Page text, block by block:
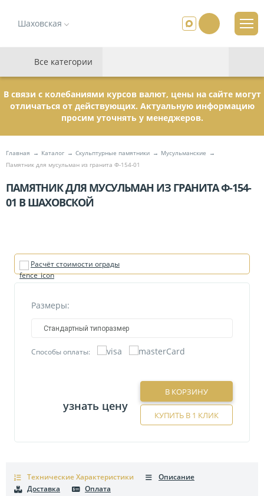
Шаховская
Все категории
В связи с колебаниями курсов валют, цены на сайте могут
отличаться от действующих. Актуальную информацию
просим уточнять у менеджеров.
Главная Каталог Скульптурные памятники
Мусульманские
Памятник для мусульман из гранита Ф-154-01
ПАМЯТНИК ДЛЯ МУСУЛЬМАН ИЗ ГРАНИТА Ф-154-
01 В ШАХОВСКОЙ
Расчёт стоимости ограды
Размеры:
Стандартный типоразмер
Способы оплаты:
узнать цену
В КОРЗИНУ
КУПИТЬ В 1 КЛИК
Технические Характеристики
Описание
Доставка
Оплата